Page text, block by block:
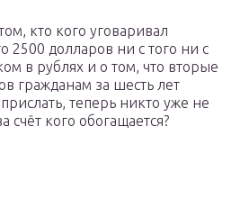
кто кого уговаривал
2500 долларов ни с того ни с
в рублях и о том, что вторые
гражданам за шесть лет
теперь никто уже не
счёт кого обогащается?